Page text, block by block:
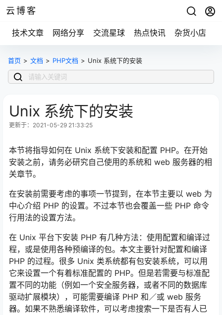
云博客
技术文章 网络分享 交流星球 热点快讯 杂货小店
首页 > 文档 > PHP文档 > Unix 系统下的安装
Unix 系统下的安装
更新于：2021-05-29 21:33:25
本节将指导如何在 Unix 系统下安装和配置 PHP。在开始
安装之前，请务必研究自己使用的系统和 web 服务器的相
关章节。
在安装前需要考虑的事项一节提到，在本节主要以 web 为
中心介绍 PHP 的设置。不过本节也会覆盖一些 PHP 命令
行用法的设置方法。
在 Unix 平台下安装 PHP 有几种方法：使用配置和编译过
程，或是使用各种预编译的包。本文主要针对配置和编译
PHP 的过程。很多 Unix 类系统都有包安装系统，可以用
它来设置一个有着标准配置的 PHP。但是若需要与标准配
置不同的功能（例如一个安全服务器，或者不同的数据库
驱动扩展模块），可能需要编译 PHP 和／或 web 服务
器。如果不熟悉编译软件，可以考虑搜索一下是否有人已